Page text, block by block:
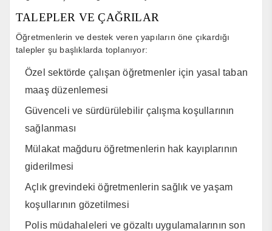
TALEPLER VE ÇAĞRILAR
Öğretmenlerin ve destek veren yapıların öne çıkardığı
talepler şu başlıklarda toplanıyor:
Özel sektörde çalışan öğretmenler için yasal taban
maaş düzenlemesi
Güvenceli ve sürdürülebilir çalışma koşullarının
sağlanması
Mülakat mağduru öğretmenlerin hak kayıplarının
giderilmesi
Açlık grevindeki öğretmenlerin sağlık ve yaşam
koşullarının gözetilmesi
Polis müdahaleleri ve gözaltı uygulamalarının son